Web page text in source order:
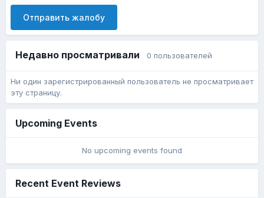
Отправить жалобу
Недавно просматривали 0 пользователей
Ни один зарегистрированный пользователь не просматривает
эту страницу.
Upcoming Events
No upcoming events found
Recent Event Reviews